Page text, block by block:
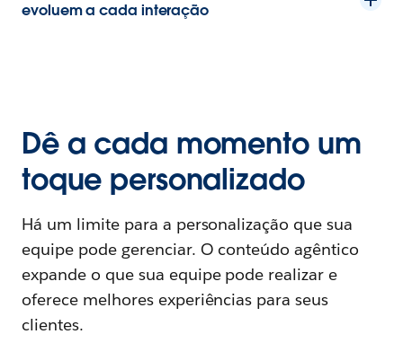
evoluem a cada interação
Dê a cada momento um
toque personalizado
Há um limite para a personalização que sua
equipe pode gerenciar. O conteúdo agêntico
expande o que sua equipe pode realizar e
oferece melhores experiências para seus
clientes.